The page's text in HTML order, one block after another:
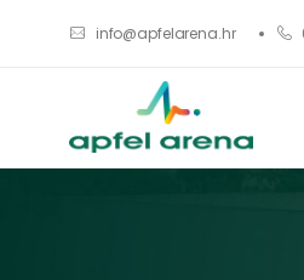
info@apfelarena.hr